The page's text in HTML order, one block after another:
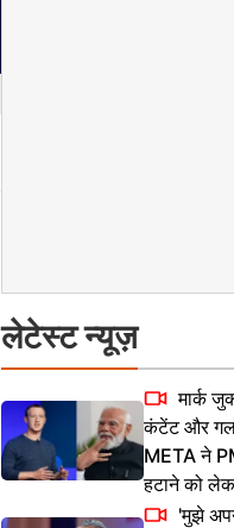
लेटेस्ट न्यूज़
मार्क
कंटेंट और
META ने
हटाने को
'मुझे